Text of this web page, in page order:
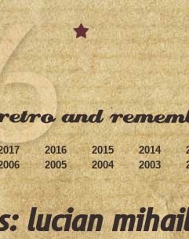
2016 2015 2014
2005 2004 2003
lucian